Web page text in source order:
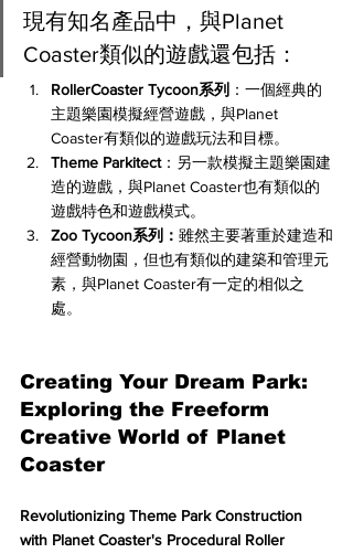
現有知名產品中，與Planet
Coaster類似的遊戲還包括：
RollerCoaster Tycoon系列 ：一個經典的
主題樂園模擬經營遊戲，與Planet
Coaster有類似的遊戲玩法和目標。
Theme Parkitect：另一款模擬主題樂園建
造的遊戲，與Planet Coaster也有類似的
遊戲特色和遊戲模式。
Zoo Tycoon系列： 雖然主要著重於建造和
經營動物園，但也有類似的建築和管理元
素，與Planet Coaster有一定的相似之
處。
Creating Your Dream Park:
Exploring the Freeform
Creative World of Planet
Coaster
Revolutionizing Theme Park Construction
with Planet Coaster's Procedural Roller